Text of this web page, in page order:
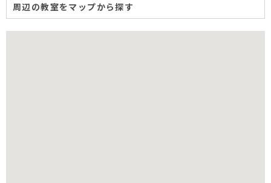
周辺の教室をマップから探す